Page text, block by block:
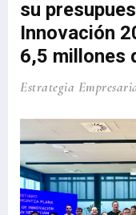
su
Innovación
6,5 millones
Estrategia